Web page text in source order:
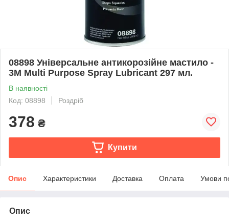
08898 Універсальне антикорозійне мастило -
3M Multi Purpose Spray Lubricant 297 мл.
В наявності
Код: 08898
Роздріб
378 ₴
Купити
Опис Характеристики Доставка Оплата Умови
Опис